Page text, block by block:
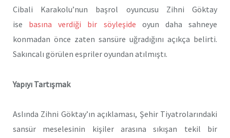
Cibali Karakolu’nun başrol oyuncusu Zihni Göktay
ise basına verdiği bir söyleşide oyun daha sahneye
konmadan önce zaten sansüre uğradığını açıkça belirti.
Sakıncalı görülen espriler oyundan atılmıştı.
Yapıyı Tartışmak
Aslında Zihni Göktay’ın açıklaması, Şehir Tiyatrolarındaki
sansür meselesinin kişiler arasına sıkışan tekil bir